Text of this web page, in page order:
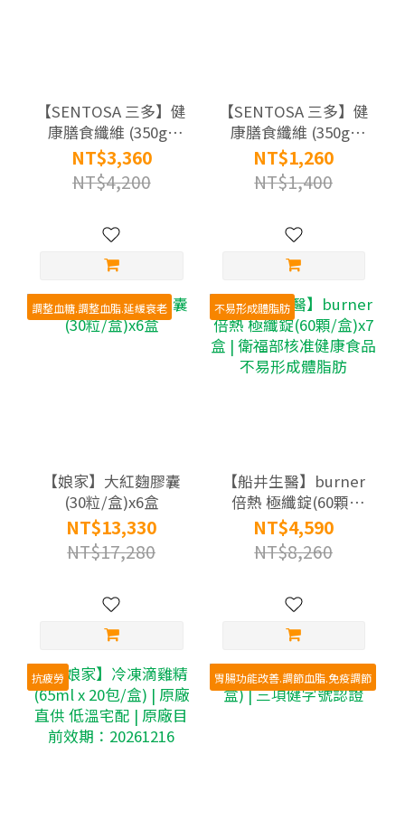
【SENTOSA 三多】健
康膳食纖維 (350g/
罐)X12罐組
NT$3,360
NT$4,200
【SENTOSA 三多】健
康膳食纖維 (350g/
罐)X4罐組
NT$1,260
NT$1,400
調整血糖.調整血脂.延緩衰老
【娘家】大紅麴膠囊
(30粒/盒)x6盒
NT$13,330
NT$17,280
不易形成體脂肪
【船井生醫】burner
倍熱 極纖錠(60顆/
盒)x7盒 | 衛福部核准
健康食品 不易形成體
脂肪
NT$4,590
NT$8,260
抗疲勞 胃腸功能改善.調節血脂.免疫調節